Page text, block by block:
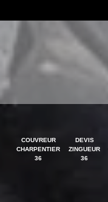
COUVREUR
CHARPENTIER
36
DEVIS
ZINGUEUR
36